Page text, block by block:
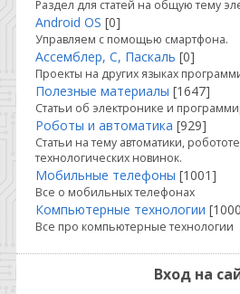
Раздел для статей на общую тему
Android OS [0]
Управляем с помощью смартфона.
Ассемблер, С, Паскаль [0]
Проекты на других языках
Полезные материалы [1647]
Статьи об электронике и
Роботы и автоматика [929]
Статьи на тему автоматики,
технологических новинок.
Мобильные телефоны [1001]
Все о мобильных телефонах
Компьютерные технологии
Все про компьютерные технологии
Вход на